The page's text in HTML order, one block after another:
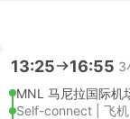
13:25 16:55 3
MNL 马尼拉国际机
Self-connect | 飞